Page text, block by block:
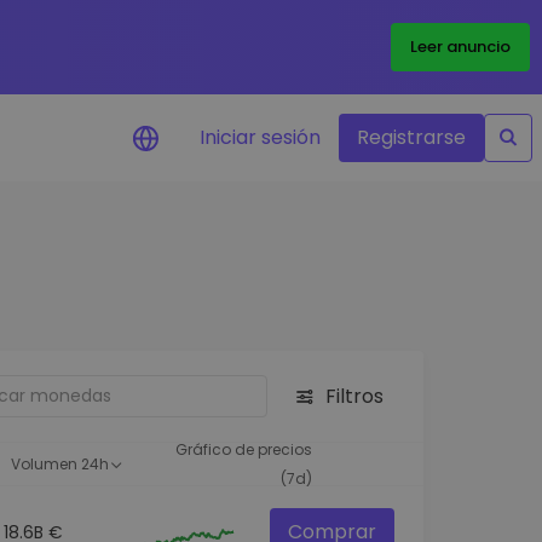
Leer anuncio
oportunidades de
inteligente para un
Iniciar sesión Registrarse
Filtros
Volumen 24h
Gráfico de precios
(7d)
18.6B € Comprar